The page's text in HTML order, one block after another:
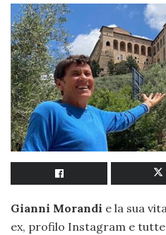
Gianni Morandi e la sua
ex, profilo Instagram e